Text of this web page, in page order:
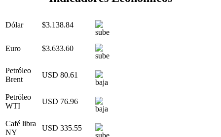
Dólar $3.138.84
Euro $3.633.60
Petróleo
Brent
USD 80.61
Petróleo
WTI
USD 76.96
Café libra
NY
USD 335.55